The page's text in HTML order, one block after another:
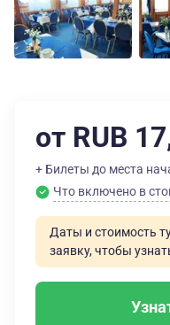
от RUB
+ Билеты до места
Что включено в
Даты и стоимость
заявку, чтобы